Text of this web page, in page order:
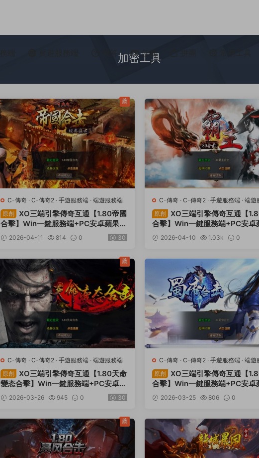
任務
加密工具
C-傳奇 · C-傳奇2 · 手遊服務端 · 端遊服務端
原創
XO三端引擎傳奇互通【1.80帝國
合擊】Win一鍵服務端+PC安卓蘋果三
端+加密工具+視頻架設教程
2026-04-11 814 0 30
薦
C-傳奇 · C-傳奇2 · 手遊服務端 · 端遊
原創
XO三端引擎傳奇互通【
合擊】Win一鍵服務端+PC安卓
端+加密工具+視頻架設教程
2026-04-10 1.03k 0
C-傳奇 · C-傳奇2 · 手遊服務端 · 端遊服務端
原創
XO三端引擎傳奇互通【1.80天命
變态合擊】Win一鍵服務端+PC安卓蘋
果三端+加密工具+視頻架設教程
2026-03-26 945 0 30
薦
C-傳奇 · C-傳奇2 · 手遊服務端 · 端遊
原創
XO三端引擎傳奇互通【
合擊】Win一鍵服務端+PC安卓
端+加密工具+視頻架設教程
2026-03-25 806 0
薦